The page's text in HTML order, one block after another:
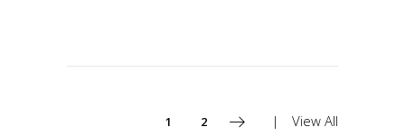
1 2 View All